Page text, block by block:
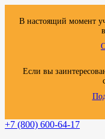
В настоящий момент
Если вы
+7 (800) 600-64-17